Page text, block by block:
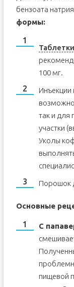
бензоата
формы:
100 мг.
так и для
участки
Уколы
Порошок
Основные
С
пищевой